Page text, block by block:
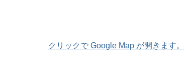
クリックで Google Map が開きます。